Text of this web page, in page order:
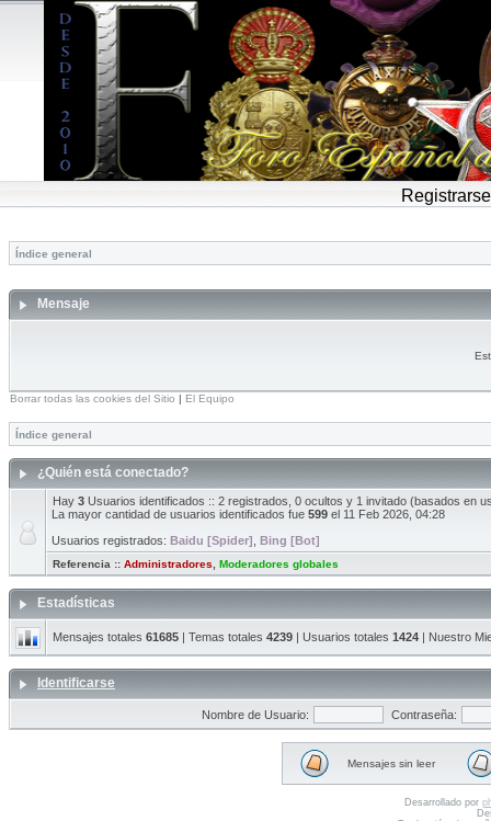
Registrarse
Índice general
Mensaje
Borrar todas las cookies del Sitio | El Equipo
Índice general
¿Quién está conectado?
Hay 3 Usuarios identificados :: 2 registrados, 0 ocultos y 1 invitado (basados en
La mayor cantidad de usuarios identificados fue 599 el 11 Feb 2026, 04:28
Usuarios registrados: Baidu [Spider] Bing [Bot]
Referencia :: Administradores Moderadores globales
Estadísticas
Mensajes totales 61685 | Temas totales 4239 | Usuarios totales 1424 | Nuestro
Identificarse
Nombre de Usuario: Contraseña:
Mensajes sin leer
Desarrollado por